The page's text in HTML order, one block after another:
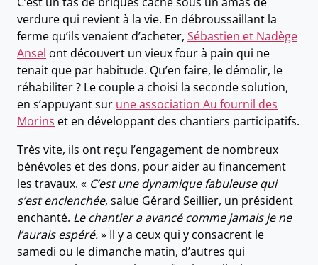
verdure qui revient à la vie. En débroussaillant la
ferme qu’ils venaient d’acheter, Sébastien et Nadège
Ansel ont découvert un vieux four à pain qui ne
tenait que par habitude. Qu’en faire, le démolir, le
réhabiliter ? Le couple a choisi la seconde solution,
en s’appuyant sur une association Au fournil des
Morins et en développant des chantiers participatifs.
Très vite, ils ont reçu l’engagement de nombreux
bénévoles et des dons, pour aider au financement
les travaux. « C’est une dynamique fabuleuse qui
s’est enclenchée, salue Gérard Seillier, un président
enchanté. Le chantier a avancé comme jamais je ne
l’aurais espéré.» Il y a ceux qui y consacrent le
samedi ou le dimanche matin, d’autres qui